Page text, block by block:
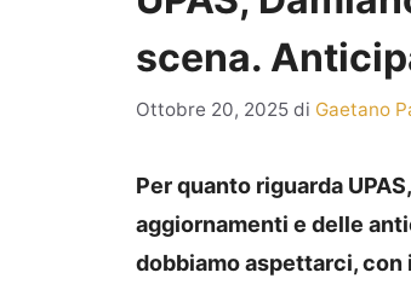
scena.
Ottobre 20, 2025 di Gaetano
Per quanto riguarda
aggiornamenti e delle
dobbiamo aspettarci, con